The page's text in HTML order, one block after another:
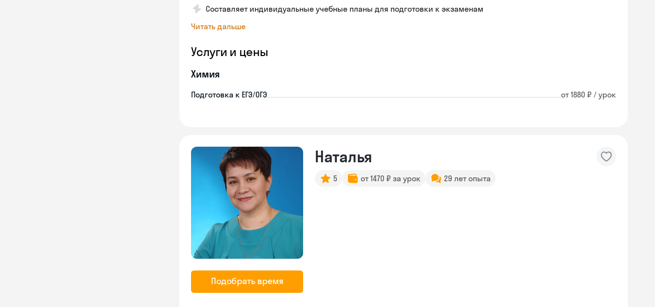
Составляет индивидуальные учебные планы для подготовки к экзаменам
Читать дальше
Услуги и цены
Химия
Подготовка к ЕГЭ/ОГЭ от 1880 ₽ / урок
Подобрать время
Наталья
5 от 1470 ₽ за урок 29 лет опыта